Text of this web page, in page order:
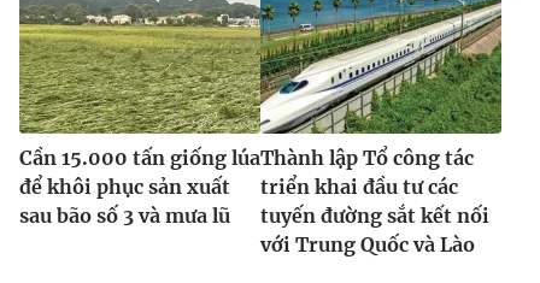
Cần 15.000 tấn giống lúa
để khôi phục sản xuất
sau bão số 3 và mưa lũ
Thành lập Tổ công tác
triển khai đầu tư các
tuyến đường sắt kết nối
với Trung Quốc và Lào